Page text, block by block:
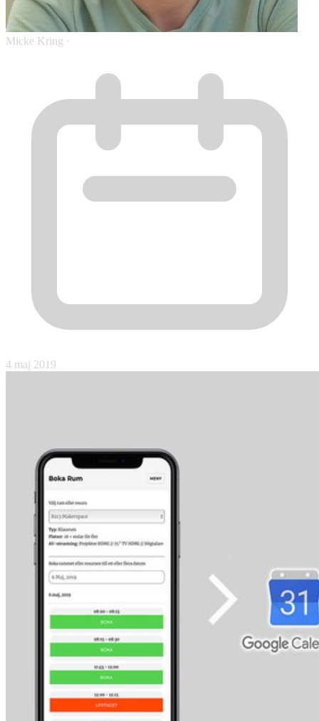
Micke Kring ·
4 maj 2019